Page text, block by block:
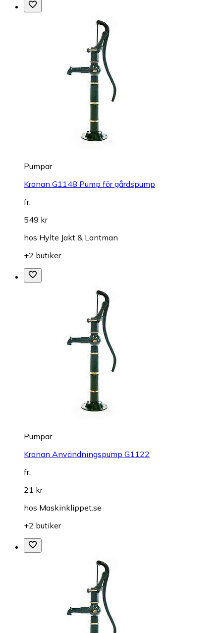
Pumpar
Kronan G1148 Pump för gårdspump
fr.
549 kr
hos Hylte Jakt & Lantman
+2 butiker
Pumpar
Kronan Användningspump G1122
fr.
21 kr
hos Maskinklippet.se
+2 butiker